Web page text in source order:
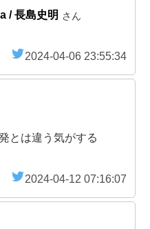
/ 長島史明 さん
2024-04-06 23:55:34
とは違う気がする
2024-04-12 07:16:07